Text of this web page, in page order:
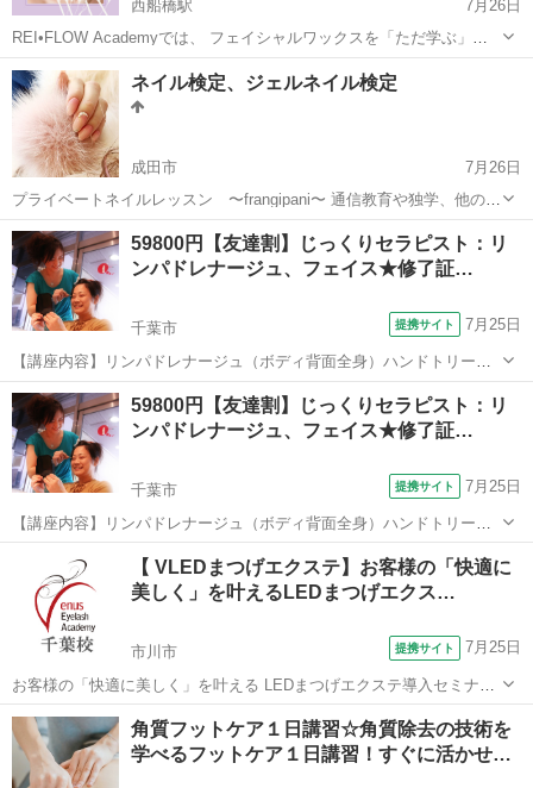
西船橋駅
7月26日
REI•FLOW Academyでは、 フェイシャルワックスを「ただ学ぶ」だ
けではなく、 受講後すぐにサロンメニューとして導入できる実践講座
を開催しています。 お顔の産毛や古い角質をやさしく取り除き、 明る
く...
千葉 船橋市 西船橋駅 眉毛
ネイル検定、ジェルネイル検定
成田市
7月26日
プライベートネイルレッスン 〜frangipani〜 通信教育や独学、他のス
クールに通っているけど少し不安のある方、検定試験前に模擬検定を
受けたい方、サロンワークをしているけど技術の確認がしたい方な
ど、どなたでもお気軽にお...
千葉 成田市 ネイル 技能検定
59800円【友達割】じっくりセラピスト：リ
ンパドレナージュ、フェイス★修了証…
千葉市 提携サイト 7月25日
【講座内容】リンパドレナージュ（ボディ背面全身）ハンドトリート
メント（オイル）フェイスエステのこの３つの技術がついていま
す！！学科＆技術もきちんと行います。無料質問OK!講師の得意分
野、難しい関連する法律もきちんとお教えしま...
千葉 千葉市 マッサージ
59800円【友達割】じっくりセラピスト：リ
ンパドレナージュ、フェイス★修了証…
千葉市 提携サイト 7月25日
【講座内容】リンパドレナージュ（ボディ背面全身）ハンドトリート
メント（オイル）フェイスエステのこの３つの技術がついていま
す！！学科＆技術もきちんと行います。無料質問OK!講師の得意分
野、難しい関連する法律もきちんとお教えしま...
マッサージ
【 VLEDまつげエクステ】お客様の「快適に
美しく」を叶えるLEDまつげエクス…
市川市 提携サイト 7月25日
お客様の「快適に美しく」を叶える LEDまつげエクステ導入セミナー
はスクールに来校する＜対面受講＞とテキストデータをお送りして学
ぶ＜オンデマンド受講＞がございます。 LEDまつげエクステの最大の
魅力は「お客様のお悩みを解...
千葉 市川市 メイク
角質フットケア１日講習☆角質除去の技術を
学べるフットケア１日講習！すぐに活かせ…